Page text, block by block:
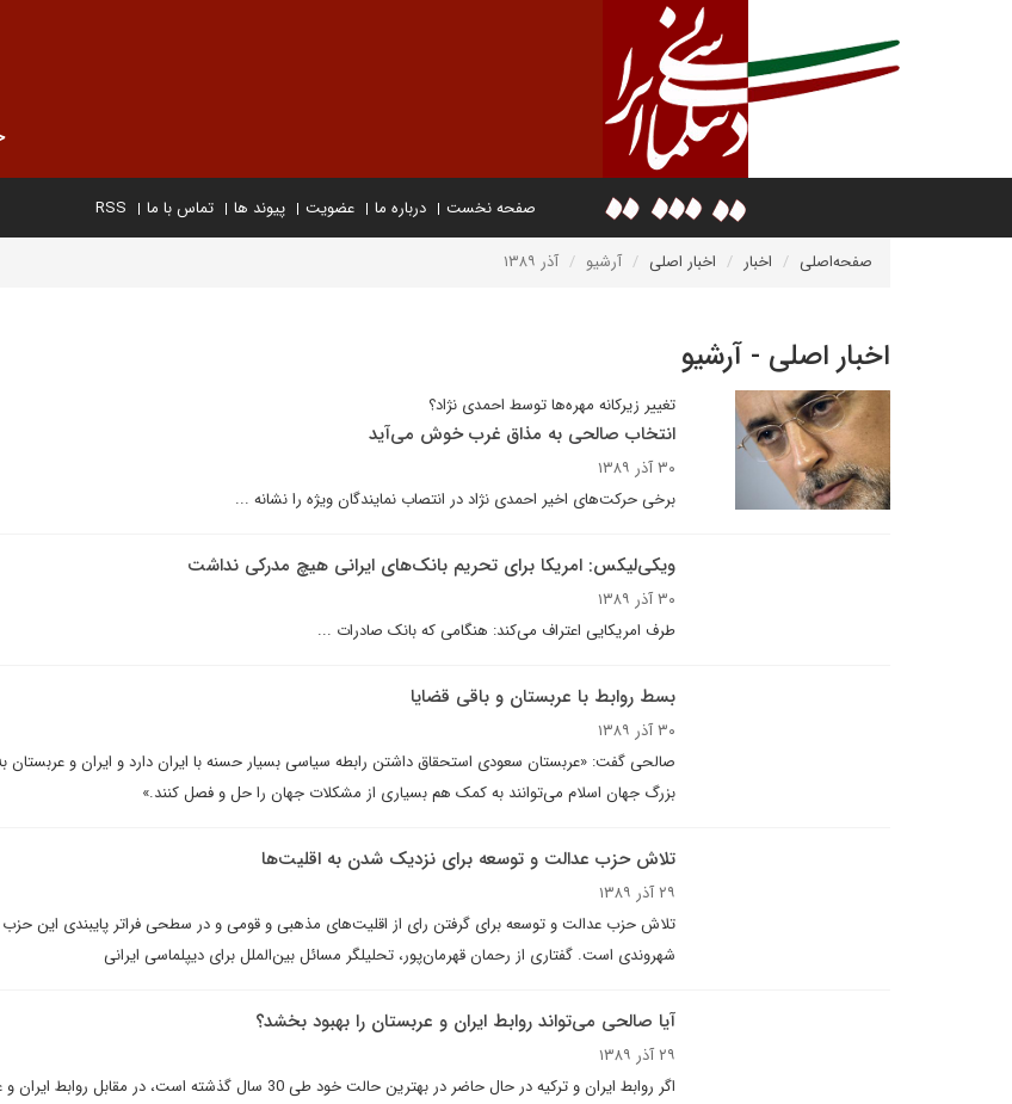
صفحه نخست درباره ما عضویت پیوند ها تماس با ما RSS
صفحه‌اصلی اخبار اخبار اصلی آرشیو آذر ۱۳۸۹
اخبار اصلی - آرشیو
تغيير زيرکانه مهره‌ها توسط احمدى نژاد؟
انتخاب صالحى به مذاق غرب خوش مى‌آيد
۳۰ آذر ۱۳۸۹
برخى حرکت‌هاى اخير احمدى نژاد در انتصاب نمايندگان ويژه را نشانه ...
ويکى‌ليکس: امريکا براى تحريم بانک‌هاى ايرانى هيچ مدرکى نداشت
۳۰ آذر ۱۳۸۹
طرف امریکایی اعتراف می‌کند: هنگامی که بانک صادرات ...
بسط روابط با عربستان و باقى قضايا
۳۰ آذر ۱۳۸۹
صالحى گفت: «عربستان سعودى استحقاق داشتن رابطه سياسى بسيار حسنه با ايران دارد و ايران و عربستان
بزرگ جهان اسلام مى‌توانند به کمک هم بسيارى از مشکلات جهان را حل و فصل کنند.»
تلاش حزب عدالت و توسعه برای نزديک شدن به اقليت‌ها
۲۹ آذر ۱۳۸۹
تلاش حزب عدالت و توسعه برای گرفتن رای از اقلیت‌های مذهبی و قومی و در سطحی فراتر پایبندی این حزب
شهروندی است. گفتارى از رحمان قهرمان‌پور، تحليلگر مسائل بین‌الملل براى ديپلماسى ايرانى
آيا صالحى مى‌تواند روابط ايران و عربستان را بهبود بخشد؟
۲۹ آذر ۱۳۸۹
اگر روابط ايران و ترکيه در حال حاضر در بهترين حالت خود طى 30 سال گذشته است، در